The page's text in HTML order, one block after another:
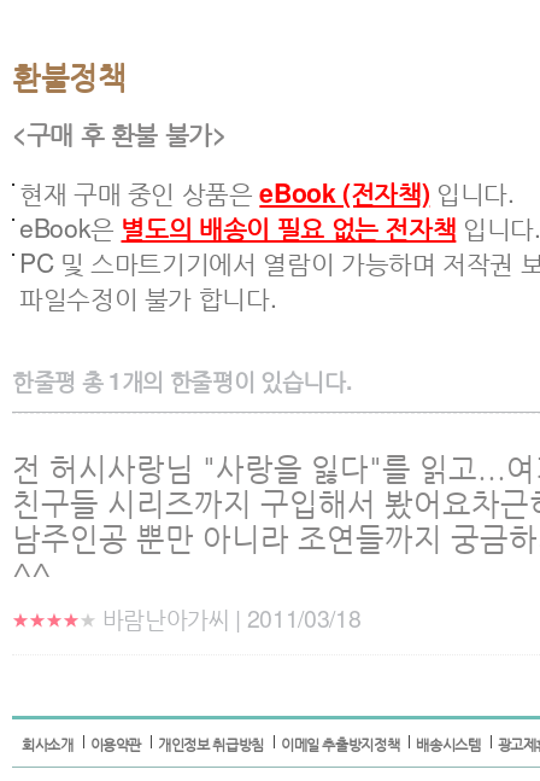
환불정책
<구매 후 환불 불가>
현재 구매 중인 상품은eBook (전자책) 입니다.
eBook은 별도의 배송이 필요 없는 전자책 입니다.
PC 및 스마트기기에서 열람이 가능하며 저작권
파일수정이 불가 합니다.
한줄평 총1개의 한줄평이 있습니다.
전 허시사랑님 "사랑을 잃다"를 읽고...
친구들 시리즈까지 구입해서 봤어요차
남주인공 뿐만 아니라 조연들까지 궁금
^^
바람난아가씨 | 2011/03/18
회사소개 이용약관 개인정보 취급방침 이메일 추출방지정책 배송시스템 광고